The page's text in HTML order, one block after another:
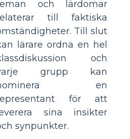
och lärdomar
till faktiska
Till slut
lärare ordna en hel
och
grupp kan
en
för att
sina insikter
synpunkter.